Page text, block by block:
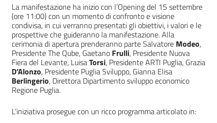
La manifestazione ha inizio con l’Opening del 15 settembre
(ore 11:00) con un momento di confronto e visione
condivisa, in cui verranno presentati gli obiettivi, i valori e le
prospettive che guideranno la manifestazione. Alla
cerimonia di apertura prenderanno parte Salvatore Modeo,
Presidente The Qube, Gaetano Frulli, Presidente Nuova
Fiera del Levante, LuisaTorsi, Presidente ARTI Puglia, Grazia
D’Alonzo, Presidente Puglia Sviluppo, Gianna Elisa
Berlingerio, Direttora Dipartimento sviluppo economico
Regione Puglia.
L’iniziativa prosegue con un ricco programma articolato in: